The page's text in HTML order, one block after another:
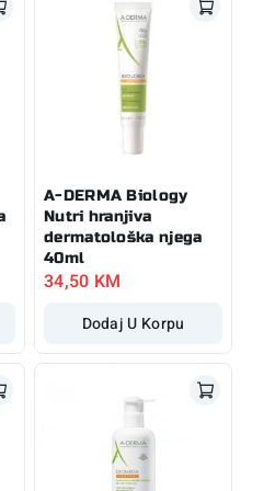
A-DERMA Biology
Nutri hranjiva
dermatološka njega
40ml
34,50 KM
Dodaj U Korpu